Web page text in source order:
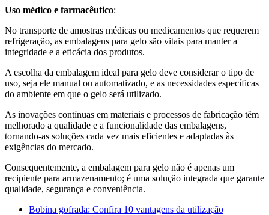
Uso médico e farmacêutico:
No transporte de amostras médicas ou medicamentos que requerem
refrigeração, as embalagens para gelo são vitais para manter a
integridade e a eficácia dos produtos.
A escolha da embalagem ideal para gelo deve considerar o tipo de
uso, seja ele manual ou automatizado, e as necessidades específicas
do ambiente em que o gelo será utilizado.
As inovações contínuas em materiais e processos de fabricação têm
melhorado a qualidade e a funcionalidade das embalagens,
tornando-as soluções cada vez mais eficientes e adaptadas às
exigências do mercado.
Consequentemente, a embalagem para gelo não é apenas um
recipiente para armazenamento; é uma solução integrada que garante
qualidade, segurança e conveniência.
Bobina gofrada: Confira 10 vantagens da utilização